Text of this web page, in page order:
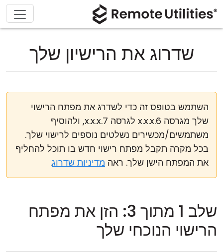
שדרוג את הרישיון שלך
השתמש בטופס זה כדי לשדרג את מפתח הרישוי
שלך מגרסה 6.x.x.x לגרסה 7.x.x.x, ולהוסיף
משתמשים/מכשירים נשלטים נוספים לרישוי שלך.
בכל מקרה תקבל מפתח רישוי חדש בו תוכל להחליף
את המפתח הישן שלך. ראה מדיניות שדרוג.
שלב 1 מתוך 3: הזן את מפתח
הרישוי הנוכחי שלך